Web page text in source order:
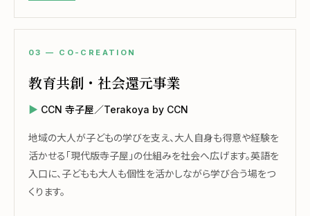
03 — CO-CREATION
教育共創・社会還元事業
CCN 寺子屋／Terakoya by CCN
地域の大人が子どもの学びを支え、大人自身も得意や経験を
活かせる「現代版寺子屋」の仕組みを社会へ広げます。英語を
入口に、子どもも大人も個性を活かしながら学び合う場をつ
くります。